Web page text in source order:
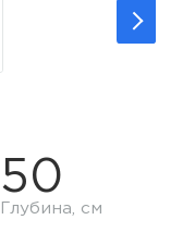
50
Глубина, см